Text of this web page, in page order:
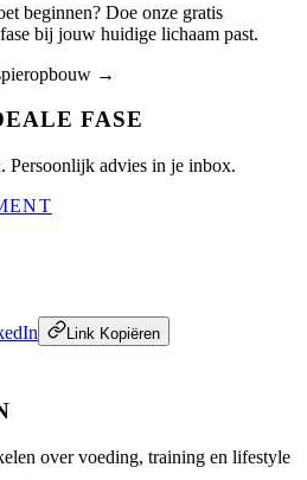
beginnen? Doe onze gratis
bij jouw huidige lichaam past.
→
FASE
Persoonlijk advies in je inbox.
Link Kopiëren
over voeding, training en lifestyle